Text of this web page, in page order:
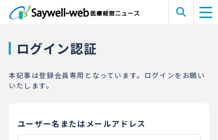
ログイン認証
本記事は登録会員専用となっています。ログインをお願い
いたします。
ユーザー名またはメールアドレス